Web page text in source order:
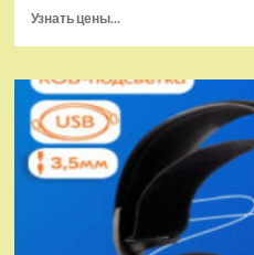
Узнать цены...
(EU)
Конструктор
LEGO
Star
Wars
Истребитель
и
гибрид
X-